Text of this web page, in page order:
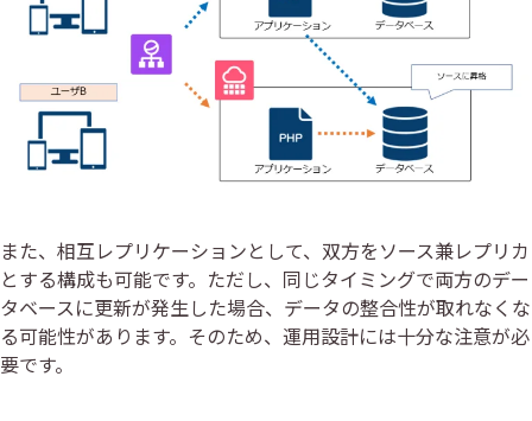
また、相互レプリケーションとして、双方をソース兼レプリカ
とする構成も可能です。ただし、同じタイミングで両方のデー
タベースに更新が発生した場合、データの整合性が取れなくな
る可能性があります。そのため、運用設計には十分な注意が必
要です。